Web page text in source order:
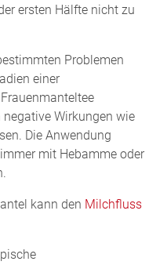
ersten Hälfte nicht zu
Problemen
einer
Wirkungen wie
Die Anwendung
mit Hebamme oder
kann den Milchfluss